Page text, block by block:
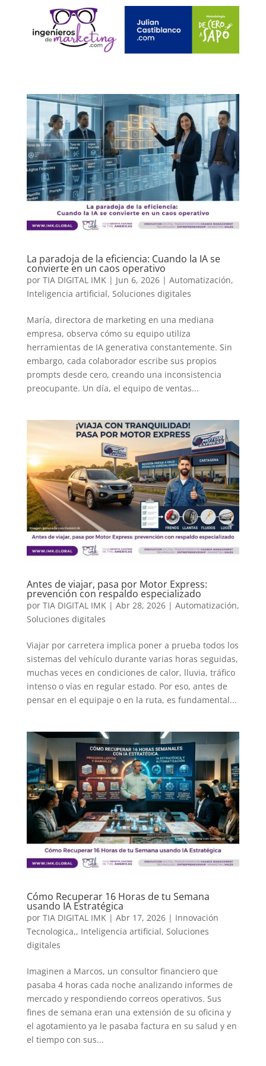
La paradoja de la eficiencia: Cuando la IA se
convierte en un caos operativo
por TIA DIGITAL IMK | Jun 6, 2026| Automatización,
Inteligencia artificial, Soluciones digitales
María, directora de marketing en una mediana
empresa, observa cómo su equipo utiliza
herramientas de IA generativa constantemente. Sin
embargo, cada colaborador escribe sus propios
prompts desde cero, creando una inconsistencia
preocupante. Un día, el equipo de ventas...
Antes de viajar, pasa por Motor Express:
prevención con respaldo especializado
por TIA DIGITAL IMK| Abr 28, 2026| Automatización,
Soluciones digitales
Viajar por carretera implica poner a prueba todos los
sistemas del vehículo durante varias horas seguidas,
muchas veces en condiciones de calor, lluvia, tráfico
intenso o vías en regular estado. Por eso, antes de
pensar en el equipaje o en la ruta, es fundamental...
Cómo Recuperar 16 Horas de tu Semana
usando IA Estratégica
por TIA DIGITAL IMK| Abr 17, 2026| Innovación
Tecnologica,, Inteligencia artificial, Soluciones
digitales
Imaginen a Marcos, un consultor financiero que
pasaba 4 horas cada noche analizando informes de
mercado y respondiendo correos operativos. Sus
fines de semana eran una extensión de su oficina y
el agotamiento ya le pasaba factura en su salud y en
el tiempo con sus...